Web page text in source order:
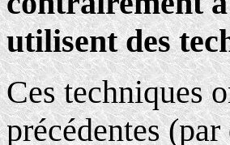
utilisent des
Ces techniques
précédentes